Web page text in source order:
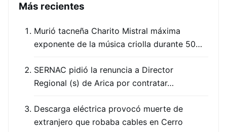
Más recientes
Murió tacneña Charito Mistral máxima
exponente de la música criolla durante 50…
SERNAC pidió la renuncia a Director
Regional (s) de Arica por contratar…
Descarga eléctrica provocó muerte de
extranjero que robaba cables en Cerro